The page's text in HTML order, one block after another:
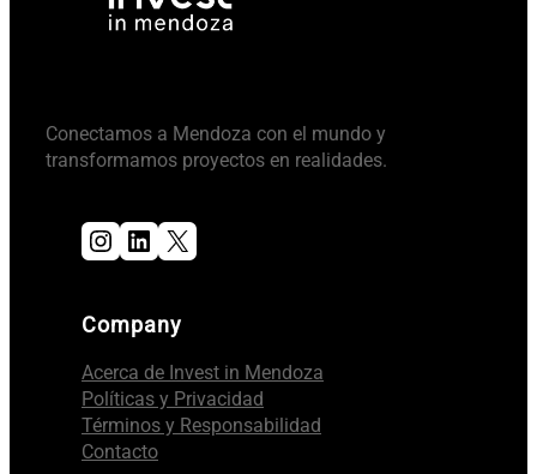
Conectamos a Mendoza con el mundo y
transformamos proyectos en realidades.
Instagram LinkedIn X
Company
Acerca de Invest in Mendoza
Políticas y Privacidad
Términos y Responsabilidad
Contacto